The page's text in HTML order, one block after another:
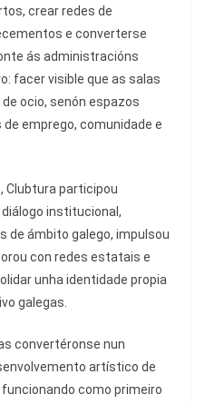
crear redes de
e converterse
ás administracións
facer visible que as salas
ocio, senón espazos
emprego, comunidade e
Clubtura participou
institucional,
de ámbito galego, impulsou
con redes estatais e
unha identidade propia
galegas.
convertéronse nun
artístico de
como primeiro